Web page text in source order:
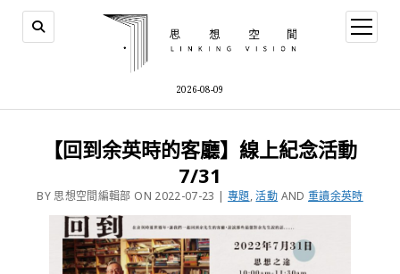
2026-08-09
【回到余英時的客廳】線上紀念活動
7/31
BY 思想空間編輯部 ON 2022-07-23 | 專題,活動 AND 重讀余英時